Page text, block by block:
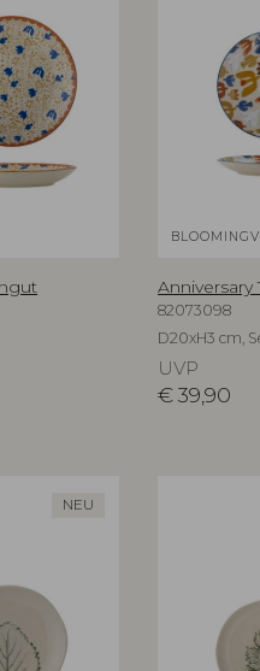
Anniversary
82073098
D20xH3 cm,
UVP
€39,90
NEU